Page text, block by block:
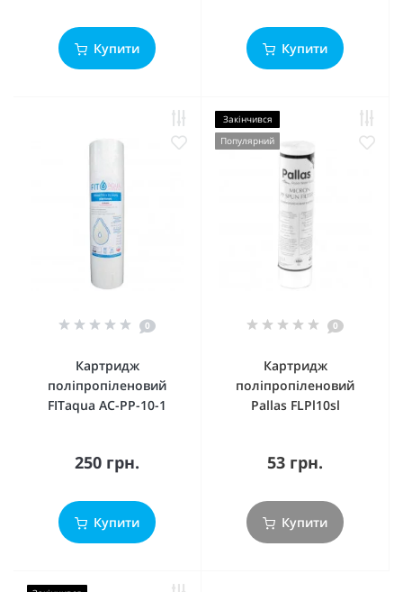
Купити Купити
0
Картридж
поліпропіленовий
FITaqua AC-PP-10-1
250 грн.
Купити
Закінчився
Популярний
0
Картридж
поліпропіленовий
Pallas FLPl10sl
53 грн.
Купити